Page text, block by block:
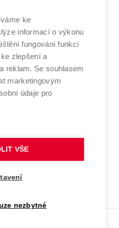
učení
technické
Brně
BRNĚ
ke
informací o výkonu
fungování funkcí
zlepšení a
reklam. Se souhlasem
marketingovým
údaje pro
VŠE
nezbytné